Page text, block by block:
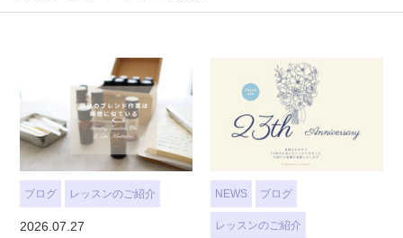
ブログ レッスンのご紹介
2026.07.27
NEWS ブログ
レッスンのご紹介